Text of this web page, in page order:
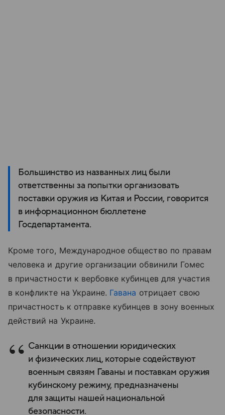
Большинство из названных лиц были
ответственны за попытки организовать
поставки оружия из Китая и России, говорится
в информационном бюллетене
Госдепартамента.
Кроме того, Международное общество по правам
человека и другие организации обвинили Гомес
в причастности к вербовке кубинцев для участия
в конфликте на Украине. Гавана отрицает свою
причастность к отправке кубинцев в зону военных
действий на Украине.
Санкции в отношении юридических
и физических лиц, которые содействуют
военным связям Гаваны и поставкам оружия
кубинскому режиму, предназначены
для защиты нашей национальной
безопасности.